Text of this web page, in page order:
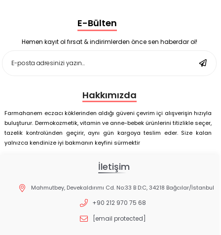
Enterogermina Family 5 ml 20 Flakon
Deep Flex Stres Azaltıcı ve Enerji Dengeleyici Topraklama
Matı Set 40x60 cm
Deep Flex Stres Azaltıcı ve Enerji Dengeleyici Topraklama
E-Bülten
Hemen kayıt ol fırsat & indirimlerden önce sen haberdar ol!
Hakkımızda
Farmahanem eczacı köklerinden aldığı güveni çevrim içi alışverişin hızıyla
buluşturur. Dermokozmetik, vitamin ve anne-bebek ürünlerini titizlikle seçer,
tazelik kontrolünden geçirir, aynı gün kargoya teslim eder. Size kalan
yalnızca kendinize iyi bakmanın keyfini sürmektir
İletişim
Mahmutbey, Devekaldırımı Cd. No:33 B D:C, 34218 Bağcılar/İstanbul
+90 212 970 75 68
[email protected]